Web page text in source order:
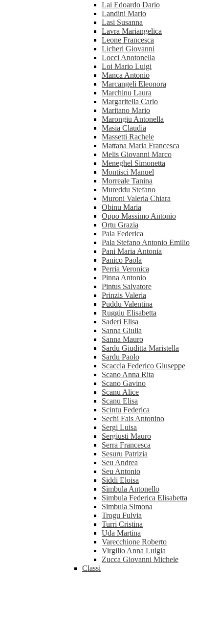
Lai Edoardo Dario
Landini Mario
Lasi Susanna
Lavra Mariangelica
Leone Francesca
Licheri Giovanni
Locci Anotonella
Loi Mario Luigi
Manca Antonio
Marcangeli Eleonora
Marchinu Laura
Margaritella Carlo
Maritano Mario
Marongiu Antonella
Masia Claudia
Massetti Rachele
Mattana Maria Francesca
Melis Giovanni Marco
Meneghel Simonetta
Montisci Manuel
Morreale Tanina
Mureddu Stefano
Muroni Valeria Chiara
Obinu Maria
Oppo Massimo Antonio
Ortu Grazia
Pala Federica
Pala Stefano Antonio Emilio
Pani Maria Antonia
Panico Paola
Perria Veronica
Pinna Antonio
Pintus Salvatore
Prinzis Valeria
Puddu Valentina
Ruggiu Elisabetta
Saderi Elisa
Sanna Giulia
Sanna Mauro
Sardu Giuditta Maristella
Sardu Paolo
Scaccia Federico Giuseppe
Scano Anna Rita
Scano Gavino
Scanu Alice
Scanu Elisa
Scintu Federica
Sechi Fais Antonino
Sergi Luisa
Sergiusti Mauro
Serra Francesca
Sesuru Patrizia
Seu Andrea
Seu Antonio
Siddi Eloisa
Simbula Antonello
Simbula Federica Elisabetta
Simbula Simona
Trogu Fulvia
Turri Cristina
Uda Martina
Varecchione Roberto
Virgilio Anna Luigia
Zucca Giovanni Michele
Classi